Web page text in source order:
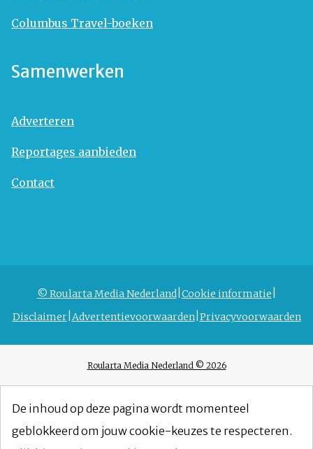
Columbus Travel-boeken
Samenwerken
Adverteren
Reportages aanbieden
Contact
© Roularta Media Nederland Cookie informatie
Disclaimer Advertentievoorwaarden Privacyvoorwaarden
Roularta Media Nederland © 2026
De inhoud op deze pagina wordt momenteel
geblokkeerd om jouw cookie-keuzes te respecteren.